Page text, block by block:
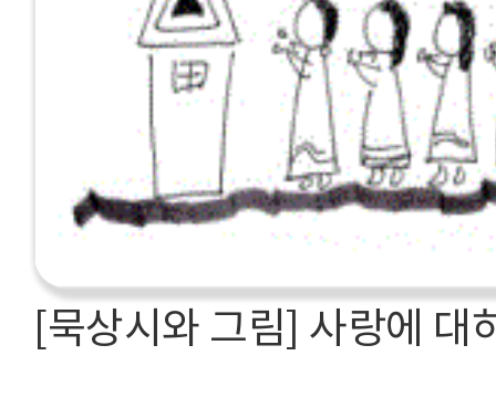
[묵상시와 그림] 사랑에 대